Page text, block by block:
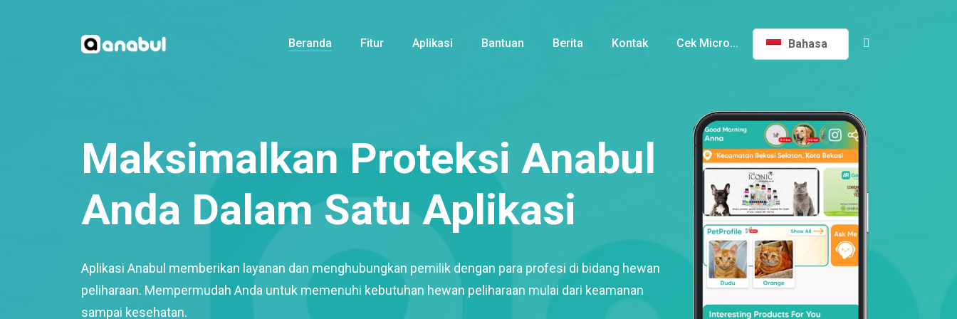
Beranda Fitur Aplikasi Bantuan Berita Kontak Cek Micro... Bahasa
Maksimalkan Proteksi Anabul
Anda Dalam Satu Aplikasi
Aplikasi Anabul memberikan layanan dan menghubungkan pemilik dengan para profesi di bidang hewan
peliharaan. Mempermudah Anda untuk memenuhi kebutuhan hewan peliharaan mulai dari keamanan
sampai kesehatan.